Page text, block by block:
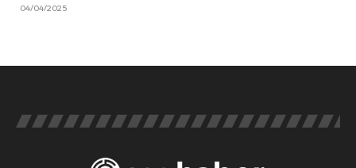
04/04/2025